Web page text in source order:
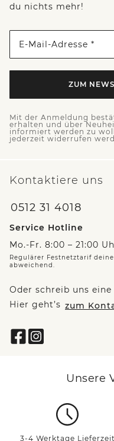
du nichts mehr!
E-Mail-Adresse *
ZUM
Mit der Anmeldung
erhalten und über
informiert werden zu
jederzeit widerrufen
Kontaktiere uns
0512 31 4018
Service Hotline
Mo.-Fr. 8:00 – 21:00
Regulärer Festnetztarif
abweichend.
Oder schreib uns
Hier geht’s zum
Unsere
3-4 Werktage Lieferzeit